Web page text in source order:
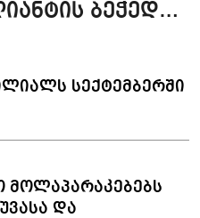
ბეჭედია
სექტემბერში
და